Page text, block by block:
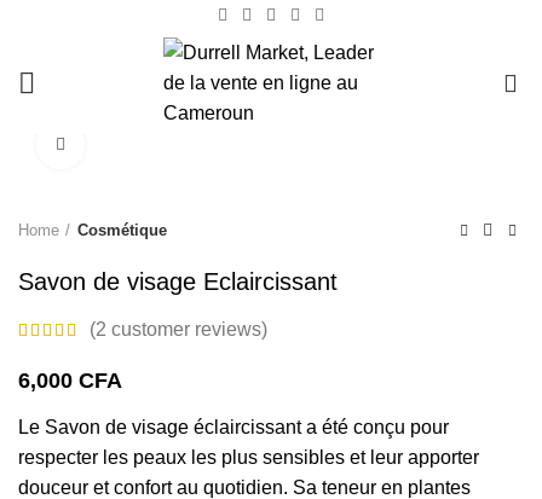
Home Cosmétique
Savon de visage Eclaircissant
(2 customer reviews)
6,000 CFA
Le Savon de visage éclaircissant a été conçu pour
respecter les peaux les plus sensibles et leur apporter
douceur et confort au quotidien. Sa teneur en plantes